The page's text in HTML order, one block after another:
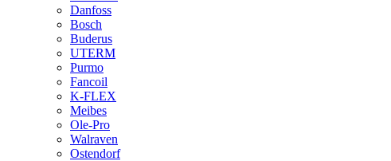
Danfoss
Bosch
Buderus
UTERM
Purmo
Fancoil
K-FLEX
Meibes
Ole-Pro
Walraven
Ostendorf